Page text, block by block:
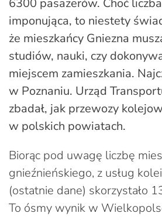
imponująca, to niestety
że mieszkańcy Gniezna
studiów, nauki, czy
miejscem zamieszkania.
w Poznaniu. Urząd
zbadał, jak przewozy
w polskich powiatach.
Biorąc pod uwagę liczbę
gnieźnieńskiego, z usług
(ostatnie dane) skorzystało
To ósmy wynik w